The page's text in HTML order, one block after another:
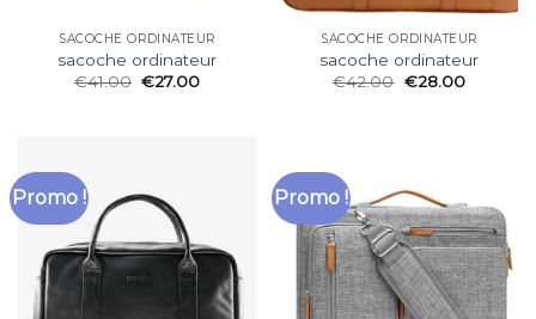
SACOCHE ORDINATEUR
sacoche ordinateur
€41.00 €27.00
SACOCHE ORDINATEUR
sacoche ordinateur
€42.00 €28.00
Promo ! Promo !